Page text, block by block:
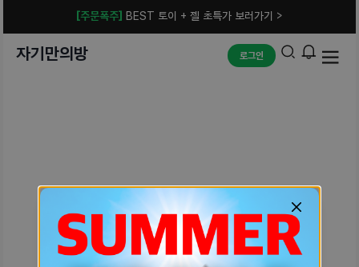
[주문폭주] BEST 토이 + 젤 초특가 보러가기 >
자기만의방 로그인
예상치 못한 에러입니다.